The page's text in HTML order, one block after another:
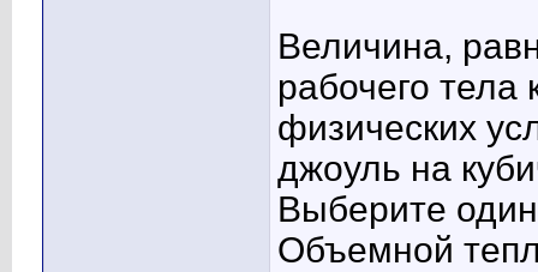
Величина,
рабочего
физических
джоуль на
Выберите
Объемной